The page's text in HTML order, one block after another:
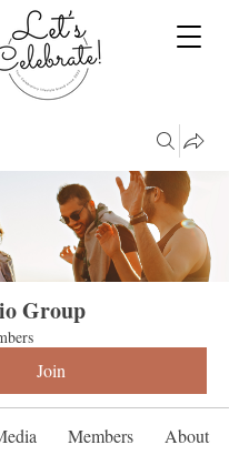
Group
Join
Members About